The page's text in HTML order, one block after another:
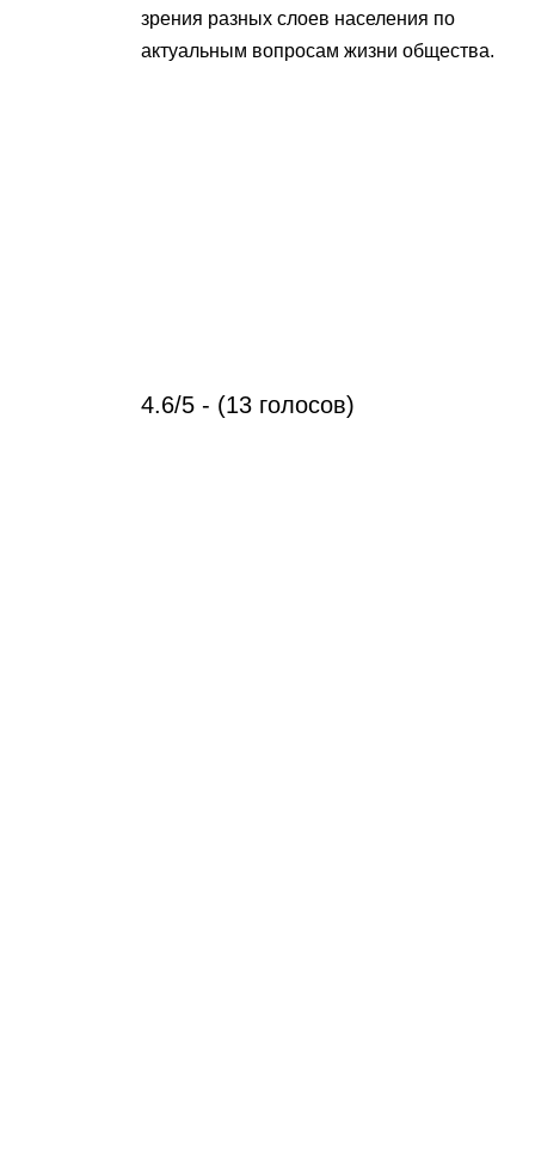
зрения разных слоев населения по
актуальным вопросам жизни общества.
4.6/5 - (13 голосов)